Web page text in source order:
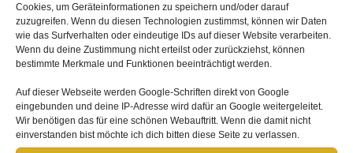
Cookies, um Geräteinformationen zu speichern und/oder darauf
zuzugreifen. Wenn du diesen Technologien zustimmst, können wir Daten
wie das Surfverhalten oder eindeutige IDs auf dieser Website verarbeiten.
Wenn du deine Zustimmung nicht erteilst oder zurückziehst, können
bestimmte Merkmale und Funktionen beeinträchtigt werden.
Auf dieser Webseite werden Google-Schriften direkt von Google
eingebunden und deine IP-Adresse wird dafür an Google weitergeleitet.
Wir benötigen das für eine schönen Webauftritt. Wenn die damit nicht
einverstanden bist möchte ich dich bitten diese Seite zu verlassen.
Artikel-Navigation
←zu 2. 1-4 2021
SCHREIBE EINEN KOMMENTAR